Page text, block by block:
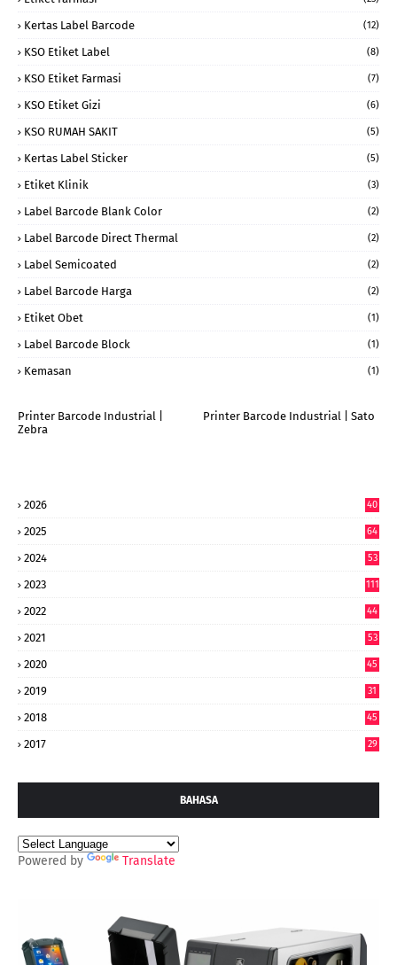
Kertas Label Barcode (12)
KSO Etiket Label (8)
KSO Etiket Farmasi (7)
KSO Etiket Gizi (6)
KSO RUMAH SAKIT (5)
Kertas Label Sticker (5)
Etiket Klinik (3)
Label Barcode Blank Color (2)
Label Barcode Direct Thermal (2)
Label Semicoated (2)
Label Barcode Harga (2)
Etiket Obet (1)
Label Barcode Block (1)
Kemasan (1)
Printer Barcode Industrial |
Zebra
Printer Barcode Industrial | Sato
2026
40
2025
64
2024
53
2023 111
2022
44
2021 53
2020 45
2019 31
2018 45
2017 29
BAHASA
Powered by Translate